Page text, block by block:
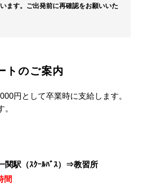
ます。ご出発前に再確認をお願いいた
トのご案内
円として卒業時に支給します。
関駅（ｽｸｰﾙﾊﾞｽ）⇒教習所
間